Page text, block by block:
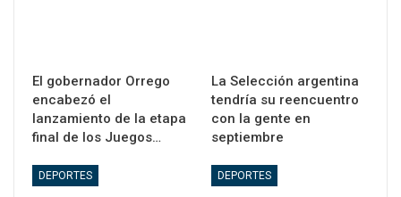
El gobernador Orrego
encabezó el
lanzamiento de la etapa
final de los Juegos…
La Selección argentina
tendría su reencuentro
con la gente en
septiembre
DEPORTES DEPORTES